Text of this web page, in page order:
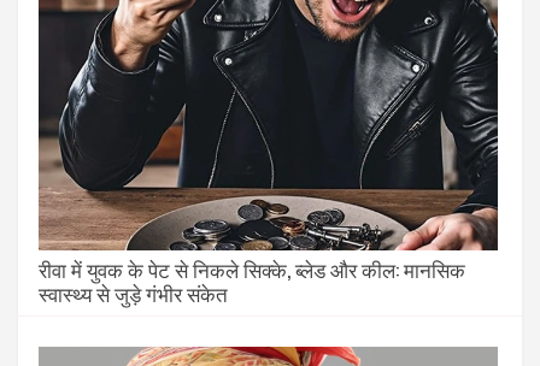
रीवा में युवक के पेट से निकले सिक्के, ब्लेड और कील: मानसिक
स्वास्थ्य से जुड़े गंभीर संकेत